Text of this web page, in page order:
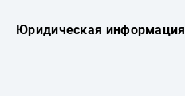
Юридическая информация